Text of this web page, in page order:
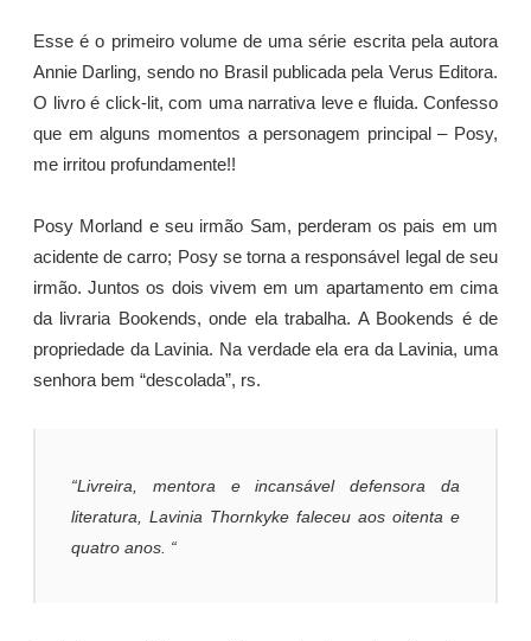
Esse é o primeiro volume de uma série escrita pela autora
Annie Darling, sendo no Brasil publicada pela Verus Editora.
O livro é click-lit, com uma narrativa leve e fluida. Confesso
que em alguns momentos a personagem principal – Posy,
me irritou profundamente!!
Posy Morland e seu irmão Sam, perderam os pais em um
acidente de carro; Posy se torna a responsável legal de seu
irmão. Juntos os dois vivem em um apartamento em cima
da livraria Bookends, onde ela trabalha. A Bookends é de
propriedade da Lavinia. Na verdade ela era da Lavinia, uma
senhora bem “descolada”, rs.
“Livreira, mentora e incansável defensora da
literatura, Lavinia Thornkyke faleceu aos oitenta e
quatro anos. “